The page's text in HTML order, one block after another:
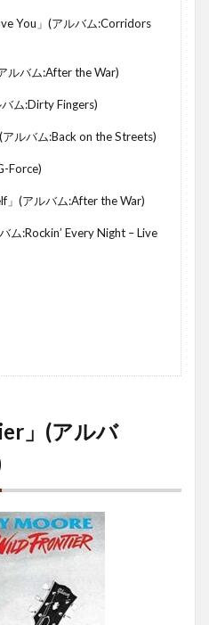
You」(アルバム:Corridors
ルバム:After the War)
ム:Dirty Fingers)
ルバム:Back on the Streets)
Force)
」(アルバム:After the War)
ム:Rockin’ Every Night – Live
」(アルバ